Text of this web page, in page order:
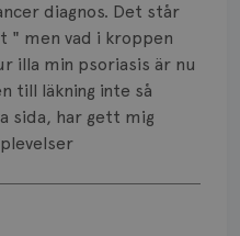
diagnos. Det står
" men vad i kroppen
illa min psoriasis är nu
till läkning inte så
sida, har gett mig